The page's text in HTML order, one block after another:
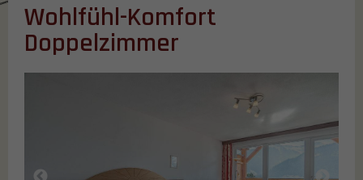
Wohlfühl-Komfort
Doppelzimmer